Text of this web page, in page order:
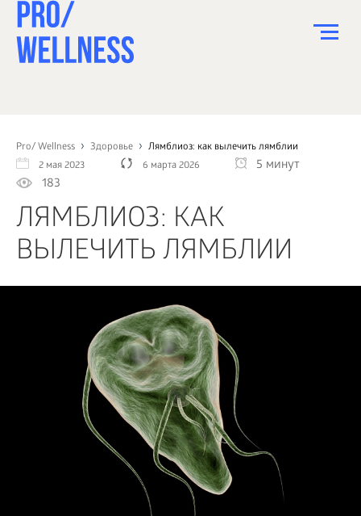
Pro/ Wellness Здоровье
Лямблиоз: как вылечить лямблии
2 мая 2023
6 марта 2026
5 минут
183
ЛЯМБЛИОЗ: КАК
ВЫЛЕЧИТЬ ЛЯМБЛИИ
СПОРТ
ЗДОРОВЬЕ
КРАСОТА
ПСИХОЛОГИЯ
БИЗНЕС